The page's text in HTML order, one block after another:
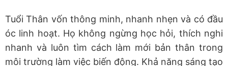
Tuổi Thân vốn thông minh, nhanh nhẹn và có đầu
óc linh hoạt. Họ không ngừng học hỏi, thích nghi
nhanh và luôn tìm cách làm mới bản thân trong
môi trường làm việc biến động. Khả năng sáng tạo